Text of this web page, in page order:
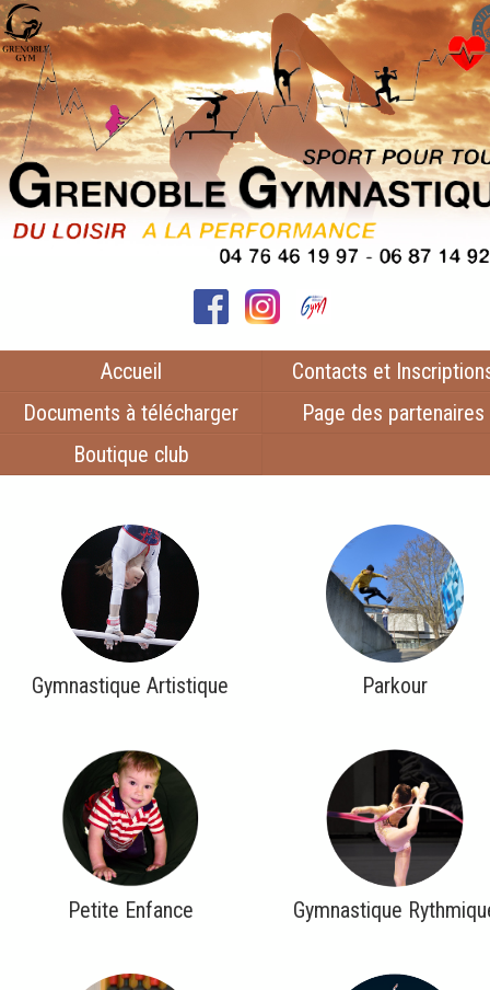
Accueil
Contacts et
Documents à télécharger
Page des partenaires
Boutique club
Gymnastique Artistique Parkour
Petite Enfance Gymnastique